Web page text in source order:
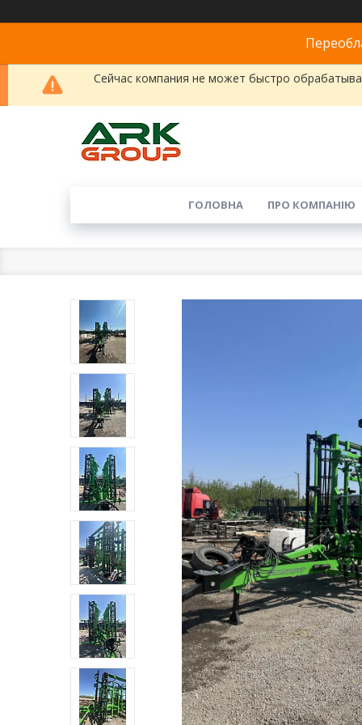
Сейчас компания не может быстро
ГОЛОВНА ПРО КОМПАНІЮ